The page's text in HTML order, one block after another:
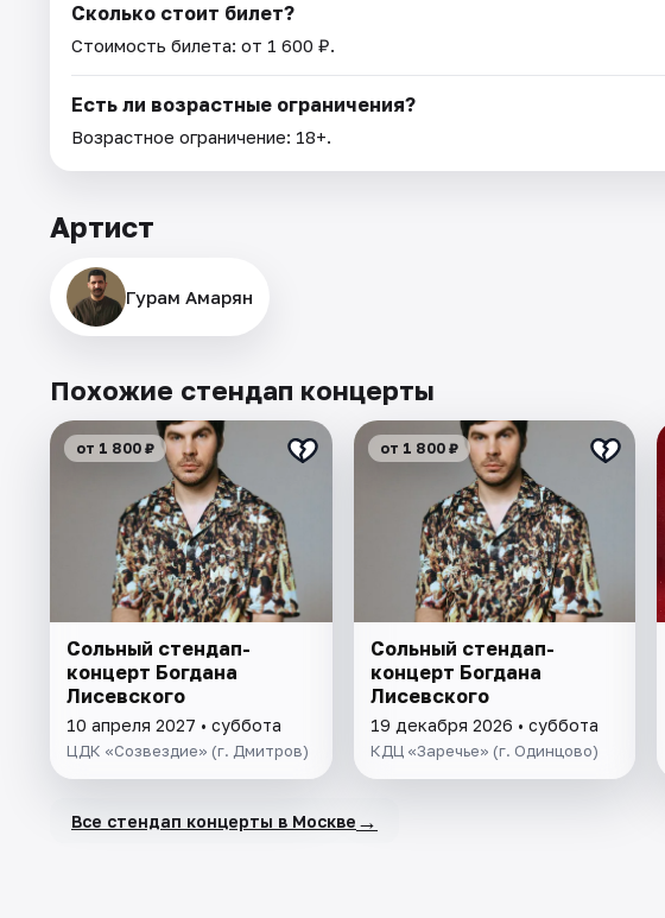
Сколько стоит билет?
Стоимость билета: от 1 600 ₽.
Есть ли возрастные ограничения?
Возрастное ограничение: 18+.
Артист
Гурам Амарян
Похожие стендап концерты
от 1 800 ₽
Сольный стендап-
концерт Богдана
Лисевского
10 апреля 2027 • суббота
ЦДК «Созвездие» (г. Дмитров)
от 1 800 ₽
Сольный стендап-
концерт Богдана
Лисевского
19 декабря 2026 • суббота
КДЦ «Заречье» (г. Одинцово)
Все стендап концерты в Москве →